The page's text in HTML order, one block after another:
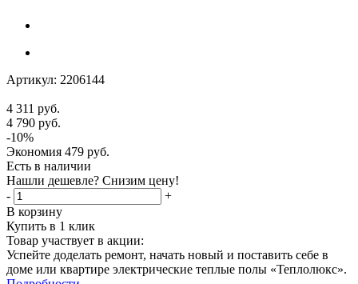
Артикул: 2206144
4 311 руб.
4 790 руб.
-10%
Экономия 479 руб.
Есть в наличии
Нашли дешевле? Снизим цену!
-
+
В корзину
Купить в 1 клик
Товар участвует в акции:
Успейте доделать ремонт, начать новый и поставить себе в
доме или квартире электрические теплые полы «Теплолюкс».